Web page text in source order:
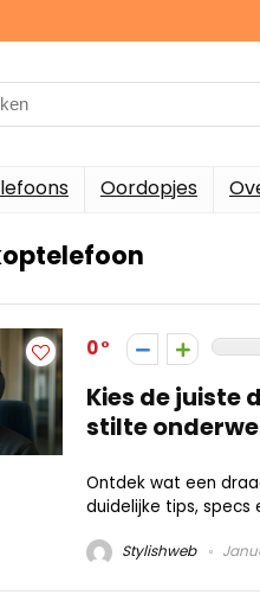
Oordopjes
0
Kies de juiste
stilte
Ontdek wat een
duidelijke tips, specs
Stylishweb